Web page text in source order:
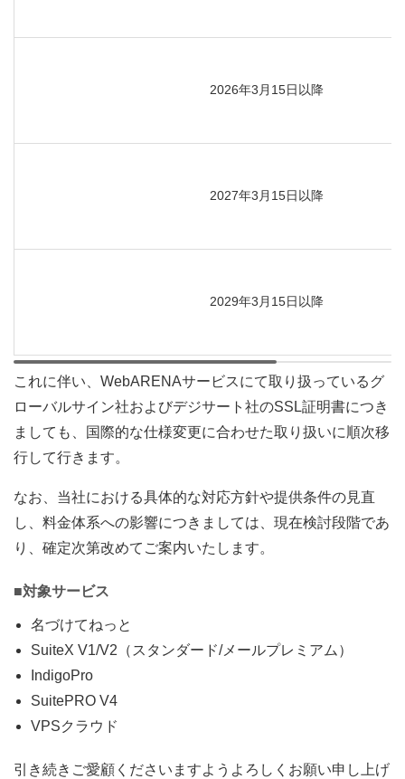
2026年3月15日以降
2027年3月15日以降
2029年3月15日以降
これに伴い、WebARENAサービスにて取り扱っているグ
ローバルサイン社およびデジサート社のSSL証明書につき
ましても、国際的な仕様変更に合わせた取り扱いに順次移
行して行きます。
なお、当社における具体的な対応方針や提供条件の見直
し、料金体系への影響につきましては、現在検討段階であ
り、確定次第改めてご案内いたします。
■対象サービス
名づけてねっと
SuiteX V1/V2（スタンダード/メールプレミアム）
IndigoPro
SuitePRO V4
VPSクラウド
引き続きご愛顧くださいますようよろしくお願い申し上げ